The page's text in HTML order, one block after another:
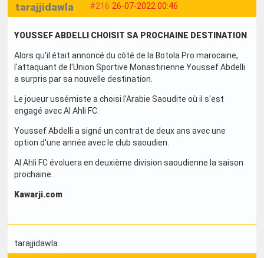
#216 26-07-2022 00:46
tarajjidawla
YOUSSEF ABDELLI CHOISIT SA PROCHAINE DESTINATION
Alors qu'il était annoncé du côté de la Botola Pro marocaine,
l'attaquant de l'Union Sportive Monastirienne Youssef Abdelli
a surpris par sa nouvelle destination.
Le joueur ussémiste a choisi l'Arabie Saoudite où il s'est
engagé avec Al Ahli FC.
Youssef Abdelli a signé un contrat de deux ans avec une
option d'une année avec le club saoudien.
Al Ahli FC évoluera en deuxième division saoudienne la saison
prochaine.
Kawarji.com
tarajjidawla